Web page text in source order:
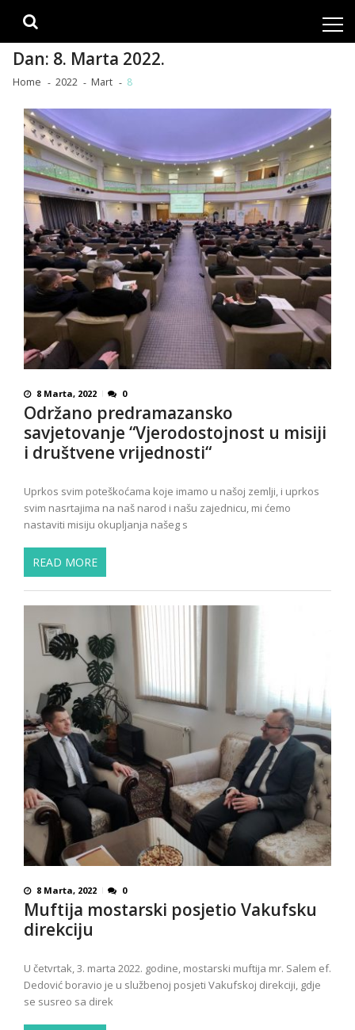
Dan: 8. Marta 2022.
Home 2022 Mart 8
8 Marta, 2022 0
Održano predramazansko
savjetovanje “Vjerodostojnost u misiji
i društvene vrijednosti“
Uprkos svim poteškoćama koje imamo u našoj zemlji, i uprkos
svim nasrtajima na naš narod i našu zajednicu, mi ćemo
nastaviti misiju okupljanja našeg s
READ MORE
8 Marta, 2022 0
Muftija mostarski posjetio Vakufsku
direkciju
U četvrtak, 3. marta 2022. godine, mostarski muftija mr. Salem ef.
Dedović boravio je u službenoj posjeti Vakufskoj direkciji, gdje
se susreo sa direk